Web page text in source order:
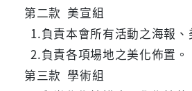
第二款 美宣組
1.負責本會所有活動之海報、
2.負責各項場地之美化佈置。
第三款 學術組